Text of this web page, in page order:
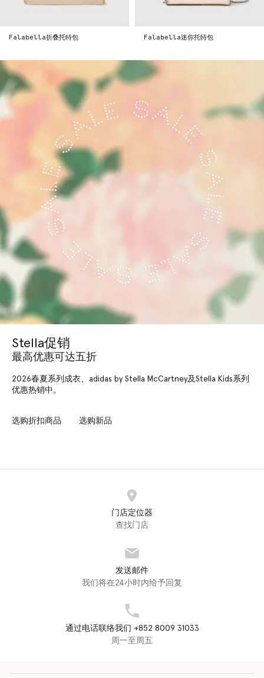
特包 Falabella迷你托特包
Stella促销
最高优惠可达五折
2026春夏系列成衣、adidas by Stella McCartney及Stella Kids系列
优惠热销中。
选购折扣商品 选购新品
门店定位器
查找门店
发送邮件
我们将在24小时内给予回复
通过电话联络我们 +852 8009 31033
周一至周五